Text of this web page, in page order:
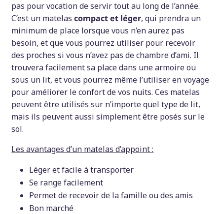
pas pour vocation de servir tout au long de l’année.
C’est un matelascompact et léger, qui prendra un
minimum de place lorsque vous n’en aurez pas
besoin, et que vous pourrez utiliser pour recevoir
des proches si vous n’avez pas de chambre d’ami. Il
trouvera facilement sa place dans une armoire ou
sous un lit, et vous pourrez même l’utiliser en voyage
pour améliorer le confort de vos nuits. Ces matelas
peuvent être utilisés sur n’importe quel type de lit,
mais ils peuvent aussi simplement être posés sur le
sol.
Les avantages d’un matelas d’appoint :
Léger et facile à transporter
Se range facilement
Permet de recevoir de la famille ou des amis
Bon marché